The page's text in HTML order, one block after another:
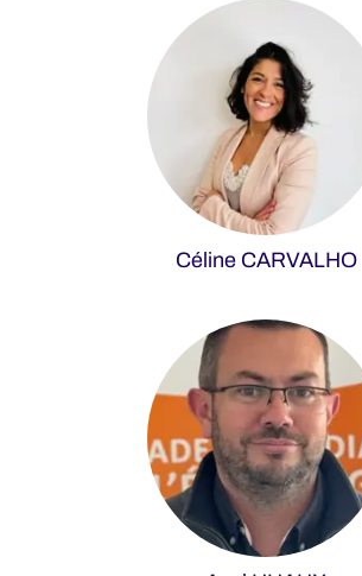
Céline CARVALHO